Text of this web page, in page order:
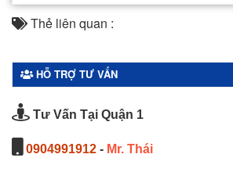
Thẻ liên quan :
HỖ TRỢ TƯ VẤN
Tư Vấn Tại Quận 1
0904991912 - Mr. Thái